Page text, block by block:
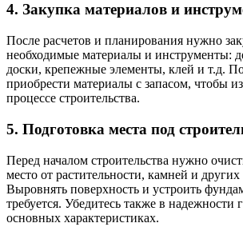
4. Закупка материалов и
После расчетов и планирования нужно
необходимые материалы и инструменты:
доски, крепежные элементы, клей и т.д.
приобрести материалы с запасом, чтобы
процессе строительства.
5. Подготовка места под
Перед началом строительства нужно
место от растительности, камней и
Выровнять поверхность и устроить
требуется. Убедитесь также в надежности
основных характеристиках.